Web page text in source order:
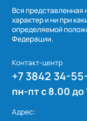
Вся
характер и ни при
определяемой
Федерации.
Контакт-центр
+7 3842 34-
пн-пт с 8.00 до
Адрес: